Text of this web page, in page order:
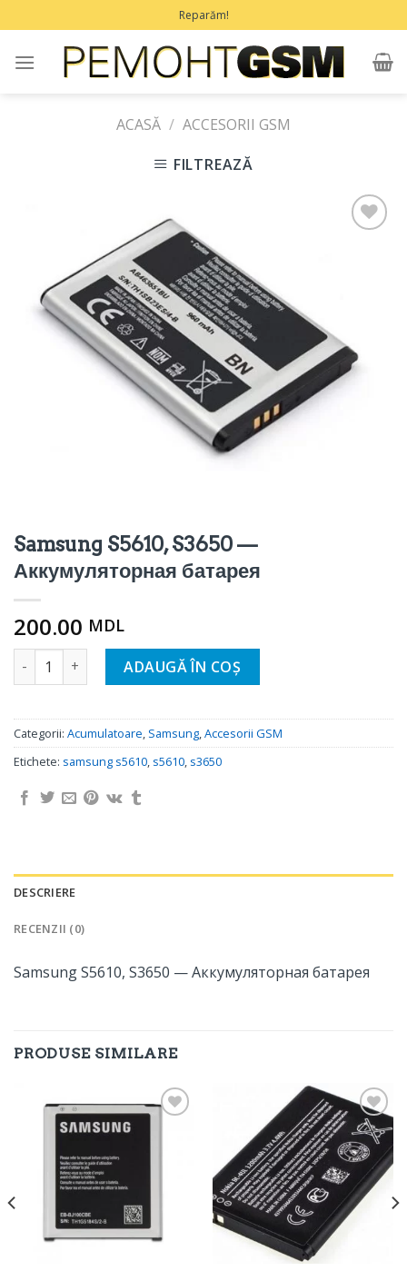
la
conținut
Reparăm!
ACASĂ / ACCESORII GSM
FILTREAZĂ
Samsung S5610, S3650 —
Аккумуляторная батарея
200.00 MDL
Cantitate Samsung S5610, S3650 - Аккумуляторная
ADAUGĂ ÎN COȘ
Categorii: Acumulatoare, Samsung,Accesorii GSM
Etichete: samsung s5610, s5610, s3650
DESCRIERE
RECENZII (0)
Samsung S5610, S3650 — Аккумуляторная батарея
PRODUSE SIMILARE
Adaugă
în
Favorite